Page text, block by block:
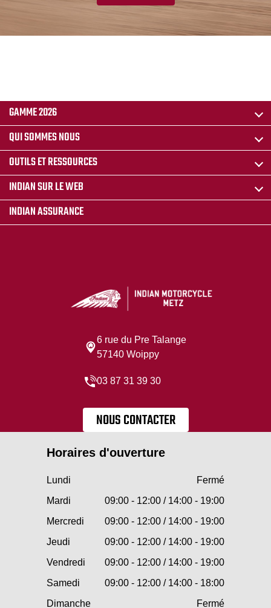
GAMME 2026
QUI SOMMES NOUS
OUTILS ET RESSOURCES
INDIAN SUR LE WEB
INDIAN ASSURANCE
6 rue du Pre Talange
57140 Woippy
03 87 31 39 30
NOUS CONTACTER
Horaires d'ouverture
Lundi
Fermé
Mardi
09:00 - 12:00 / 14:00 - 19:00
Mercredi
09:00 - 12:00 / 14:00 - 19:00
Jeudi
09:00 - 12:00 / 14:00 - 19:00
Vendredi
09:00 - 12:00 / 14:00 - 19:00
Samedi
09:00 - 12:00 / 14:00 - 18:00
Dimanche
Fermé